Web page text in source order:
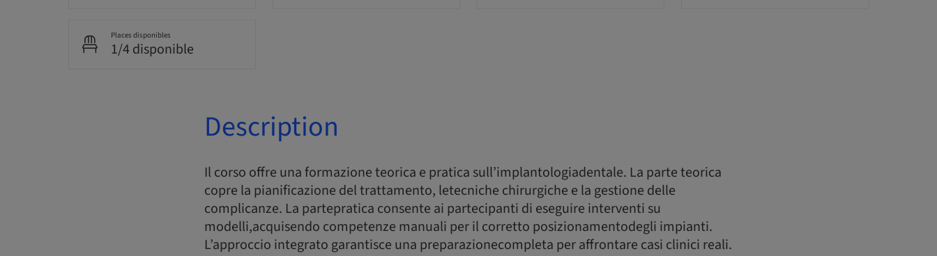
Places disponibles
1/4 disponible
Description
Il corso offre una formazione teorica e pratica sull’implantologiadentale. La parte teorica
copre la pianificazione del trattamento, letecniche chirurgiche e la gestione delle
complicanze. La partepratica consente ai partecipanti di eseguire interventi su
modelli,acquisendo competenze manuali per il corretto posizionamentodegli impianti.
L’approccio integrato garantisce una preparazionecompleta per affrontare casi clinici reali.